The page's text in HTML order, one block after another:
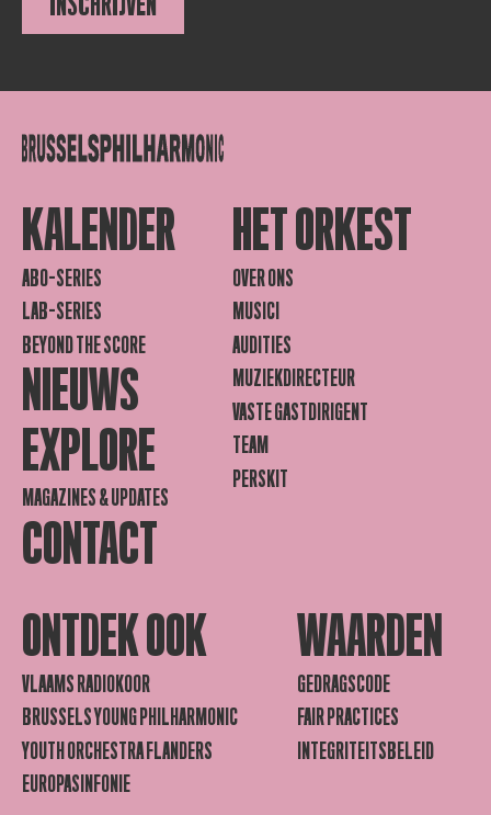
KALENDER
ABO-SERIES
LAB-SERIES
BEYOND THE SCORE
NIEUWS
EXPLORE
MAGAZINES & UPDATES
CONTACT
HET ORKEST
OVER ONS
MUSICI
AUDITIES
MUZIEKDIRECTEUR
VASTE GASTDIRIGENT
TEAM
PERSKIT
ONTDEK OOK
VLAAMS RADIOKOOR
BRUSSELS YOUNG PHILHARMONIC
YOUTH ORCHESTRA FLANDERS
EUROPASINFONIE
WAARDEN
GEDRAGSCODE
FAIR PRACTICES
INTEGRITEITSBELEID